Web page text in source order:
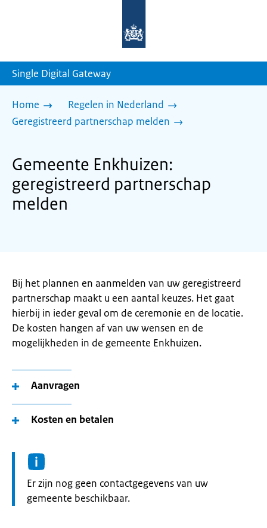
homepage
Single Digital Gateway
Home
Regelen in Nederland
Geregistreerd partnerschap melden
Gemeente Enkhuizen:
geregistreerd partnerschap
melden
Bij het plannen en aanmelden van uw geregistreerd
partnerschap maakt u een aantal keuzes. Het gaat
hierbij in ieder geval om de ceremonie en de locatie.
De kosten hangen af van uw wensen en de
mogelijkheden in de gemeente Enkhuizen.
Aanvragen
Kosten en betalen
Informatie:
Er zijn nog geen contactgegevens van uw
gemeente beschikbaar.